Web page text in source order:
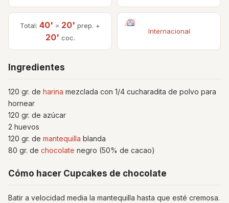
Total: 40' = 20' prep. +
20' coc.
Internacional
Ingredientes
120 gr. de harina mezclada con 1/4 cucharadita de polvo para
hornear
120 gr. de azúcar
2 huevos
120 gr. de mantequilla blanda
80 gr. de chocolate negro (50% de cacao)
Cómo hacer Cupcakes de chocolate
Batir a velocidad media la mantequilla hasta que esté cremosa.